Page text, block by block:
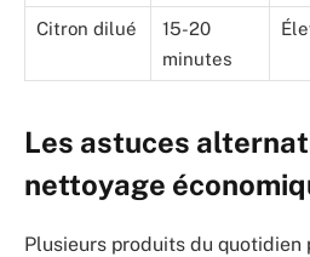
Citron dilué
15-20
minutes
Les astuces
nettoyage
Plusieurs produits du quotidien